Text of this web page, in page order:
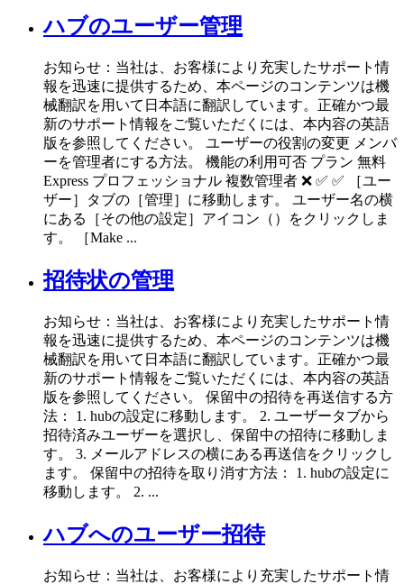
ハブのユーザー管理
お知らせ：当社は、お客様により充実したサポート情
報を迅速に提供するため、本ページのコンテンツは機
械翻訳を用いて日本語に翻訳しています。正確かつ最
新のサポート情報をご覧いただくには、本内容の英語
版を参照してください。 ユーザーの役割の変更 メンバ
ーを管理者にする方法。 機能の利用可否 プラン 無料
Express プロフェッショナル 複数管理者 ❌ ✅ ✅ ［ユー
ザー］タブの［管理］に移動します。 ユーザー名の横
にある［その他の設定］アイコン（）をクリックしま
す。 ［Make ...
招待状の管理
お知らせ：当社は、お客様により充実したサポート情
報を迅速に提供するため、本ページのコンテンツは機
械翻訳を用いて日本語に翻訳しています。正確かつ最
新のサポート情報をご覧いただくには、本内容の英語
版を参照してください。 保留中の招待を再送信する方
法： 1. hubの設定に移動します。 2. ユーザータブから
招待済みユーザーを選択し、保留中の招待に移動しま
す。 3. メールアドレスの横にある再送信をクリックし
ます。 保留中の招待を取り消す方法： 1. hubの設定に
移動します。 2. ...
ハブへのユーザー招待
お知らせ：当社は、お客様により充実したサポート情